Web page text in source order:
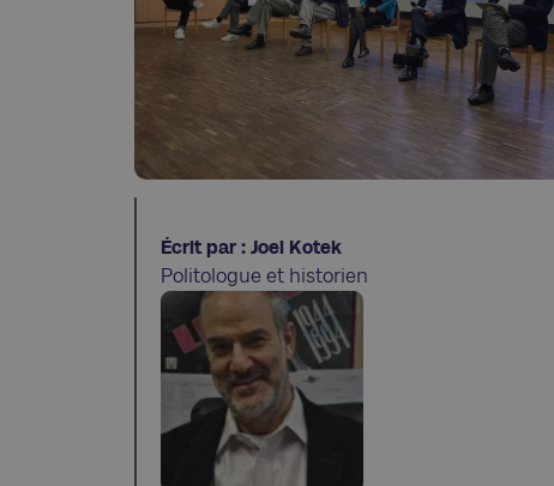
Écrit par : Joel Kotek
Politologue et historien